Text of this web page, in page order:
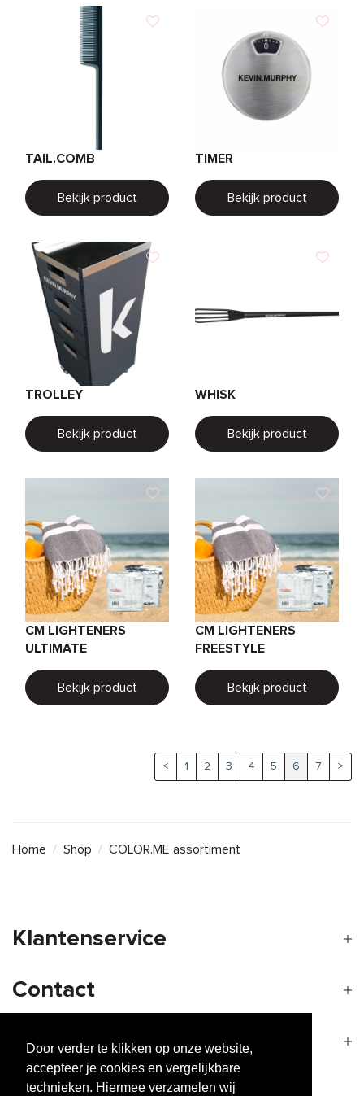
Door verder te klikken op onze website,
accepteer je cookies en vergelijkbare
technieken. Hiermee verzamelen wij
TAIL.COMB
Bekijk product
TIMER
Bekijk product
TROLLEY
Bekijk product
WHISK
Bekijk product
CM LIGHTENERS
ULTIMATE
Bekijk product
CM LIGHTENERS
FREESTYLE
Bekijk product
< 1 2 3 4 5 6 7 >
Home / Shop / COLOR.ME assortiment
Klantenservice
Contact
Openingstijden